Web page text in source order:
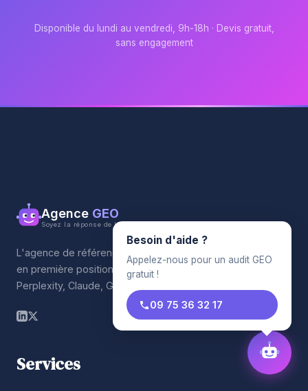
Disponible du lundi au vendredi, 9h-18h · Devis gratuit,
sans engagement
Agence GEO
Soyez la réponse de l'IA
L'agence de référencement qui propulse votre entreprise
en première position sur les moteurs IA. ChatGPT,
Perplexity, Claude, Gemini.
Services
Besoin d'aide ?
Appelez-nous pour un audit GEO
gratuit !
09 75 36 32 17